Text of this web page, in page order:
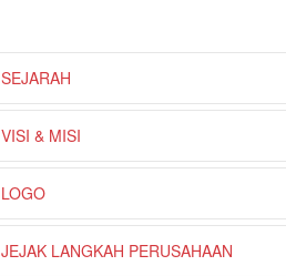
SEJARAH
VISI & MISI
LOGO
JEJAK LANGKAH PERUSAHAAN